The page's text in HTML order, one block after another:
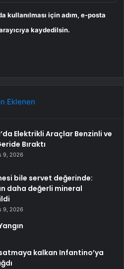
kullanılması için adım, e-posta
kaydedilsin.
Eklenen
Elektrikli Araçlar Benzinli ve
Bıraktı
9, 2026
bile servet değerinde:
daha değerli mineral
9, 2026
satmaya kalkan Infantino’ya